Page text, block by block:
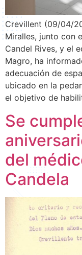
Crevillent (09/04/
Miralles, junto con
Candel Rives, y el
Magro, ha
adecuación de
ubicado en la
el objetivo de
Se
del
Candela